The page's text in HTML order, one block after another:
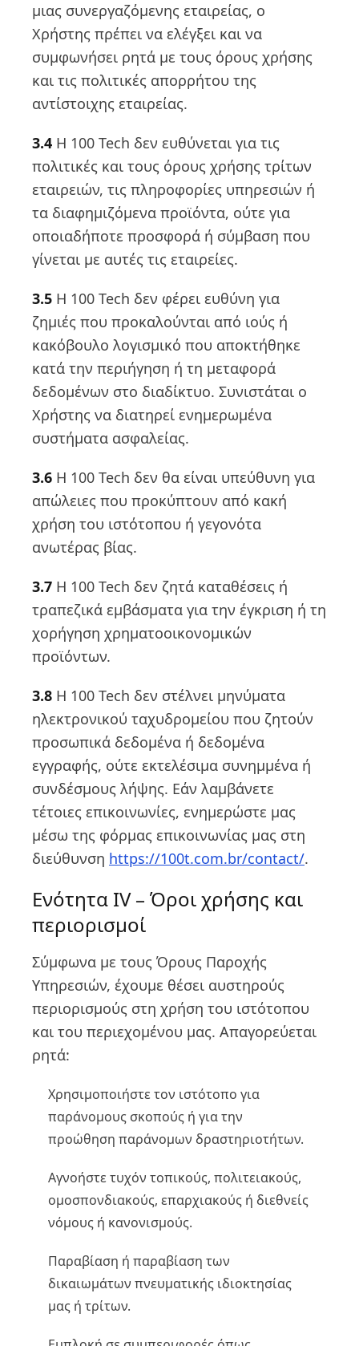
μιας συνεργαζόμενης εταιρείας, ο
Χρήστης πρέπει να ελέγξει και να
συμφωνήσει ρητά με τους όρους χρήσης
και τις πολιτικές απορρήτου της
αντίστοιχης εταιρείας.
3.4 Η 100 Tech δεν ευθύνεται για τις
πολιτικές και τους όρους χρήσης τρίτων
εταιρειών, τις πληροφορίες υπηρεσιών ή
τα διαφημιζόμενα προϊόντα, ούτε για
οποιαδήποτε προσφορά ή σύμβαση που
γίνεται με αυτές τις εταιρείες.
3.5 Η 100 Tech δεν φέρει ευθύνη για
ζημιές που προκαλούνται από ιούς ή
κακόβουλο λογισμικό που αποκτήθηκε
κατά την περιήγηση ή τη μεταφορά
δεδομένων στο διαδίκτυο. Συνιστάται ο
Χρήστης να διατηρεί ενημερωμένα
συστήματα ασφαλείας.
3.6 Η 100 Tech δεν θα είναι υπεύθυνη για
απώλειες που προκύπτουν από κακή
χρήση του ιστότοπου ή γεγονότα
ανωτέρας βίας.
3.7 Η 100 Tech δεν ζητά καταθέσεις ή
τραπεζικά εμβάσματα για την έγκριση ή τη
χορήγηση χρηματοοικονομικών
προϊόντων.
3.8 Η 100 Tech δεν στέλνει μηνύματα
ηλεκτρονικού ταχυδρομείου που ζητούν
προσωπικά δεδομένα ή δεδομένα
εγγραφής, ούτε εκτελέσιμα συνημμένα ή
συνδέσμους λήψης. Εάν λαμβάνετε
τέτοιες επικοινωνίες, ενημερώστε μας
μέσω της φόρμας επικοινωνίας μας στη
διεύθυνση https://100t.com.br/contact/.
Ενότητα IV – Όροι χρήσης και
περιορισμοί
Σύμφωνα με τους Όρους Παροχής
Υπηρεσιών, έχουμε θέσει αυστηρούς
περιορισμούς στη χρήση του ιστότοπου
και του περιεχομένου μας. Απαγορεύεται
ρητά:
Χρησιμοποιήστε τον ιστότοπο για
παράνομους σκοπούς ή για την
προώθηση παράνομων δραστηριοτήτων.
Αγνοήστε τυχόν τοπικούς, πολιτειακούς,
ομοσπονδιακούς, επαρχιακούς ή διεθνείς
νόμους ή κανονισμούς.
Παραβίαση ή παραβίαση των
δικαιωμάτων πνευματικής ιδιοκτησίας
μας ή τρίτων.